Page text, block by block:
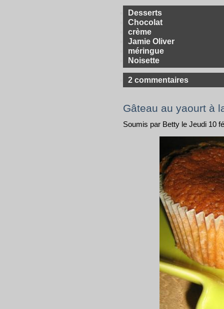
Desserts
Chocolat
crème
Jamie Oliver
méringue
Noisette
2 commentaires
Gâteau au yaourt à
Soumis par Betty le Jeudi 10